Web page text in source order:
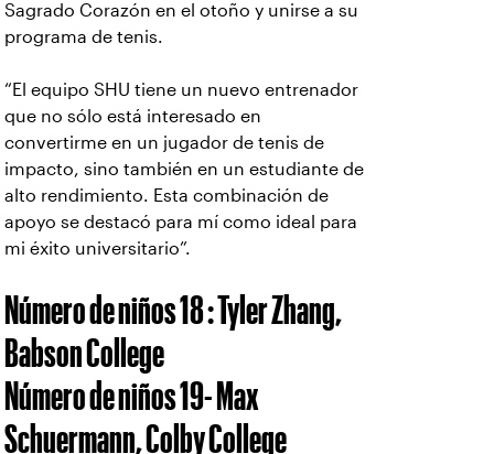
Sagrado Corazón en el otoño y unirse a su
programa de tenis.
“El equipo SHU tiene un nuevo entrenador
que no sólo está interesado en
convertirme en un jugador de tenis de
impacto, sino también en un estudiante de
alto rendimiento. Esta combinación de
apoyo se destacó para mí como ideal para
mi éxito universitario”.
Número de niños 18 : Tyler Zhang,
Babson College
Número de niños 19- Max
Schuermann, Colby College